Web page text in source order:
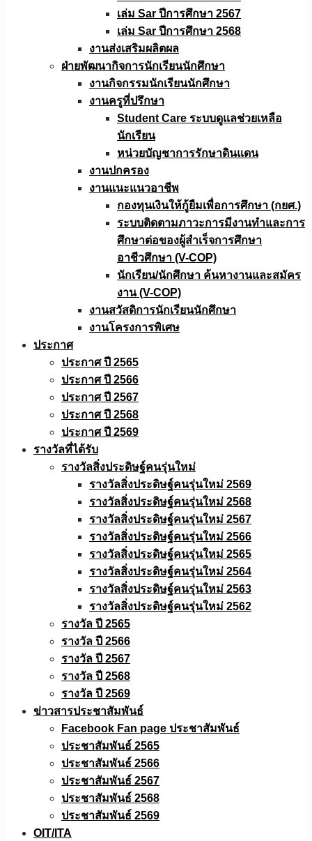
เล่ม Sar ปีการศึกษา 2567
เล่ม Sar ปีการศึกษา 2568
งานส่งเสริมผลิตผล
ฝ่ายพัฒนากิจการนักเรียนนักศึกษา
งานกิจกรรมนักเรียนนักศึกษา
งานครูที่ปรึกษา
Student Care ระบบดูแลช่วยเหลือ
นักเรียน
หน่วยบัญชาการรักษาดินแดน
งานปกครอง
งานแนะแนวอาชีพ
กองทุนเงินให้กู้ยืมเพื่อการศึกษา (กยศ.)
ระบบติดตามภาวะการมีงานทำและการ
ศึกษาต่อของผู้สำเร็จการศึกษา
อาชีวศึกษา (V-COP)
นักเรียน/นักศึกษา ค้นหางานและสมัคร
งาน (V-COP)
งานสวัสดิการนักเรียนนักศึกษา
งานโครงการพิเศษ
ประกาศ
ประกาศ ปี 2565
ประกาศ ปี 2566
ประกาศ ปี 2567
ประกาศ ปี 2568
ประกาศ ปี 2569
รางวัลที่ได้รับ
รางวัลสิ่งประดิษฐ์คนรุ่นใหม่
รางวัลสิ่งประดิษฐ์คนรุ่นใหม่ 2569
รางวัลสิ่งประดิษฐ์คนรุ่นใหม่ 2568
รางวัลสิ่งประดิษฐ์คนรุ่นใหม่ 2567
รางวัลสิ่งประดิษฐ์คนรุ่นใหม่ 2566
รางวัลสิ่งประดิษฐ์คนรุ่นใหม่ 2565
รางวัลสิ่งประดิษฐ์คนรุ่นใหม่ 2564
รางวัลสิ่งประดิษฐ์คนรุ่นใหม่ 2563
รางวัลสิ่งประดิษฐ์คนรุ่นใหม่ 2562
รางวัล ปี 2565
รางวัล ปี 2566
รางวัล ปี 2567
รางวัล ปี 2568
รางวัล ปี 2569
ข่าวสารประชาสัมพันธ์
Facebook Fan page ประชาสัมพันธ์
ประชาสัมพันธ์ 2565
ประชาสัมพันธ์ 2566
ประชาสัมพันธ์ 2567
ประชาสัมพันธ์ 2568
ประชาสัมพันธ์ 2569
OIT/ITA